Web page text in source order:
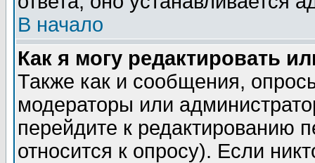
В начало
Как я могу редактировать
Также как и сообщения,
модераторы или
перейдите к редактированию
относится к опросу). Если